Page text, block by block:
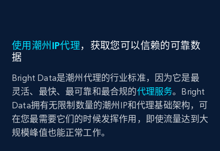
使用潮州IP代理，获取您可以信赖的可靠数
据
Bright Data是潮州代理的行业标准，因为它是最
灵活、最快、最可靠和最合规的代理服务。Bright
Data拥有无限制数量的潮州IP和代理基础架构，可
在您最需要它们的时候发挥作用，即使流量达到大
规模峰值也能正常工作。